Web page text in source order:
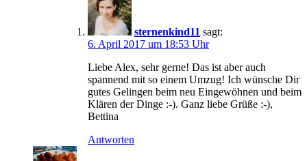
sternenkind11 sagt:
6. April 2017 um 18:53 Uhr
Liebe Alex, sehr gerne! Das ist aber auch
spannend mit so einem Umzug! Ich wünsche Dir
gutes Gelingen beim neu Eingewöhnen und beim
Klären der Dinge :-). Ganz liebe Grüße :-),
Bettina
Antworten